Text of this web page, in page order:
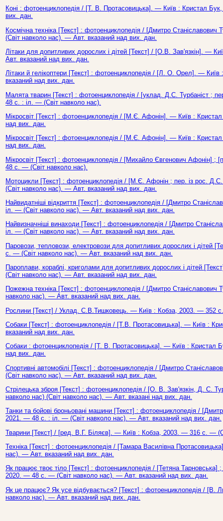
Коні : фотоенциклопедія / [Т. В. Протасовицька]. — Київ : Кристал
вих. дан.
Космічна техніка [Текст] : фотоенциклопедія / [Дмитро
(Світ навколо нас). — Авт. вказаний над вих. дан.
Літаки для допитливих дорослих і дітей [Текст] / [О.В. Зав'язкін]. —
Авт. вказаний над вих. дан.
Літаки й гелікоптери [Текст] : фотоенциклопедія / [Л. О. Орел]. —
вказаний над вих. дан.
Малята тварин [Текст] : фотоенциклопедія / [уклад. Д.С. Турбаніст ;
48 с. : іл. — (Світ навколо нас).
Мікросвіт [Текст] : фотоенциклопедія / [М.Є. Афонін]. — Київ :
над вих. дан.
Мікросвіт [Текст] : фотоенциклопедія / [М.Є. Афонін]. — Київ :
над вих. дан.
Мікросвіт [Текст] : фотоенциклопедія / [Михайло Євгенович Афонін]
48 с. — (Світ навколо нас).
Мотоцикли [Текст] : фотоенциклопедія / [М.Є. Афонін ; пер. із рос.
(Світ навколо нас). — Авт. вказаний над вих. дан.
Найвидатніші відкриття [Текст] : фотоенциклопедія / [Дмитро
іл. — (Світ навколо нас). — Авт. вказаний над вих. дан.
Найвизначніші винаходи [Текст] : фотоенциклопедія / [Дмитро
іл. — (Світ навколо нас). — Авт. вказаний над вих. дан.
Паровози, тепловози, електровози для допитливих дорослих і
с. — (Світ навколо нас). — Авт. вказаний над вих. дан.
Пароплави, кораблі, криголами для допитливих дорослих і дітей
(Світ навколо нас). — Авт. вказаний над вих. дан.
Пожежна техніка [Текст] : фотоенциклопедія / [Дмитро
навколо нас). — Авт. вказаний над вих. дан.
Рослини [Текст] / Уклад. С.В.Тишковець. — Київ : Кобза, 2003. — 352
Собаки [Текст] : фотоенциклопедія / [Т.В. Протасовицька]. — Київ :
вказаний над вих. дан.
Собаки : фотоенциклопедія / [Т. В. Протасовицька]. — Київ :
над вих. дан.
Спортивні автомобілі [Текст] : фотоенциклопедія / [Дмитро
(Світ навколо нас). — Авт. вказаний над вих. дан.
Стрілецька зброя [Текст] : фотоенциклопедія / [О. В. Зав'язкін, Д. С.
навколо нас) (Світ навколо нас). — Авт. вказані над вих. дан.
Танки та бойові броньовані машини [Текст] : фотоенциклопедія /
2021. — 48 с. : іл. — (Світ навколо нас). — Авт. вказаний над вих. дан.
Тварини [Текст] / [ред. В.Г. Біляєв]. — Київ : Кобза, 2003. — 316 с. —
Техніка [Текст] : фотоенциклопедія / [Тамара Василівна
нас). — Авт. вказаний над вих. дан.
Як працює твоє тіло [Текст] : фотоенциклопедія / [Тетяна
2020. — 48 с. — (Світ навколо нас). — Авт. вказаний над вих. дан.
Як це працює? Як усе відбувається? [Текст] : фотоенциклопедія /
навколо нас). — Авт. вказаний над вих. дан.